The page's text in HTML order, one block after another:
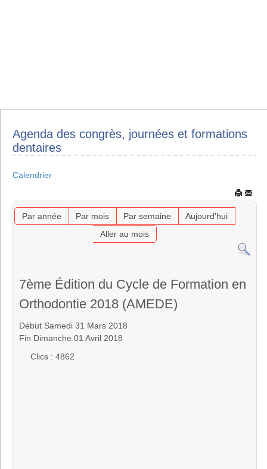
Agenda des congrès, journées et formations
dentaires
Calendrier
Par année Par mois Par semaine
Aujourd'hui
Aller au mois
7ème Édition du Cycle de Formation en
Orthodontie 2018 (AMEDE)
Début Samedi 31 Mars 2018
Fin Dimanche 01 Avril 2018
Clics : 4862